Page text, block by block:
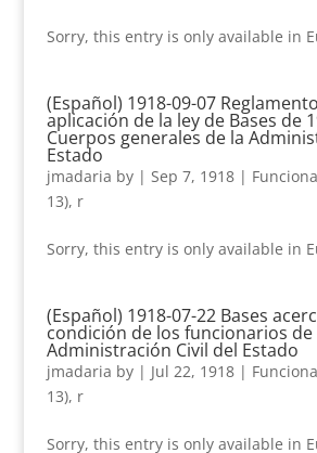
Sorry, this entry is only available in
(Español) 1918-09-07
aplicación de la ley de Bases de
Cuerpos generales de la
Estado
jmadaria by | Sep 7, 1918|
13), r
Sorry, this entry is only available in
(Español) 1918-07-22 Bases
condición de los funcionarios de
Administración Civil del Estado
jmadaria by | Jul 22, 1918|
13), r
Sorry, this entry is only available in